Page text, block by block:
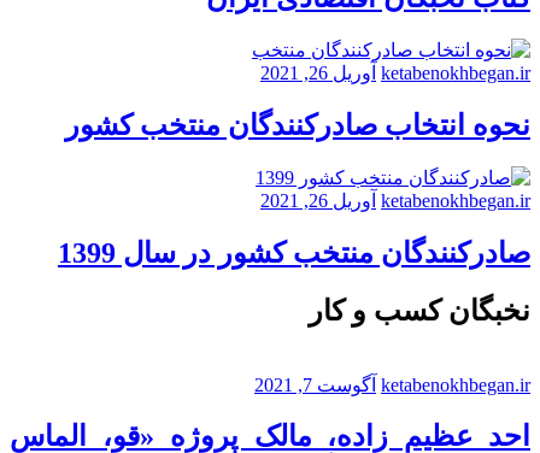
ketabenokhbegan.ir آوریل 26, 2021
نحوه انتخاب صادرکنندگان منتخب کشور
ketabenokhbegan.ir آوریل 26, 2021
صادرکنندگان منتخب کشور در سال 1399
نخبگان کسب و کار
ketabenokhbegan.ir آگوست 7, 2021
احد عظیم زاده، مالک پروژه «قو، الماس